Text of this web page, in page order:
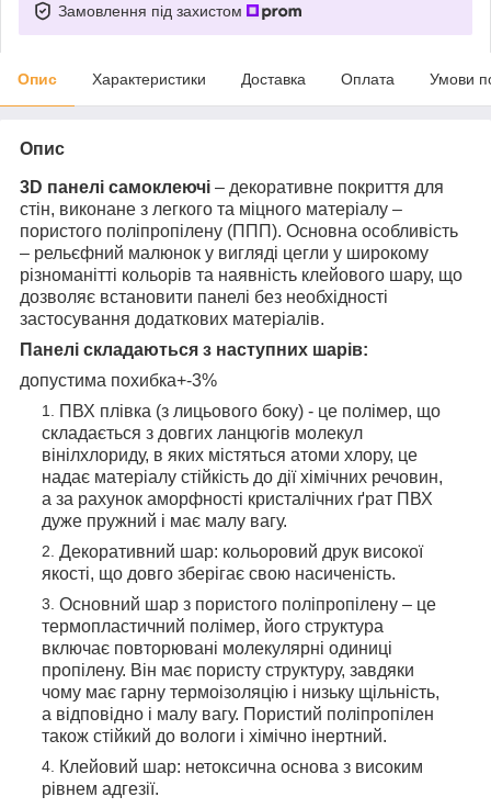
Замовлення під захистом
Опис Характеристики Доставка Оплата Умови
Опис
3D панелі самоклеючі – декоративне покриття для
стін, виконане з легкого та міцного матеріалу –
пористого поліпропілену (ППП). Основна особливість
– рельєфний малюнок у вигляді цегли у широкому
різноманітті кольорів та наявність клейового шару, що
дозволяє встановити панелі без необхідності
застосування додаткових матеріалів.
Панелі складаються з наступних шарів:
допустима похибка+-3%
ПВХ плівка (з лицьового боку) - це полімер, що
складається з довгих ланцюгів молекул
вінілхлориду, в яких містяться атоми хлору, це
надає матеріалу стійкість до дії хімічних речовин,
а за рахунок аморфності кристалічних ґрат ПВХ
дуже пружний і має малу вагу.
Декоративний шар: кольоровий друк високої
якості, що довго зберігає свою насиченість.
Основний шар з пористого поліпропілену – це
термопластичний полімер, його структура
включає повторювані молекулярні одиниці
пропілену. Він має пористу структуру, завдяки
чому має гарну термоізоляцію і низьку щільність,
а відповідно і малу вагу. Пористий поліпропілен
також стійкий до вологи і хімічно інертний.
Клейовий шар: нетоксична основа з високим
рівнем адгезії.